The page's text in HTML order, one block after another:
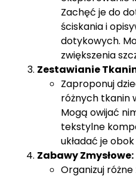
Zachęć je do
ściskania i
dotykowych.
zwiększenia
Zestawianie
Zaproponuj
różnych tkanin
Mogą owijać
tekstylne
układać je
Zabawy Zmysłowe:
Organizuj